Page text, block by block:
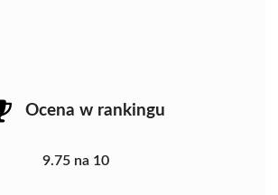
Ocena w rankingu
9.75 na 10